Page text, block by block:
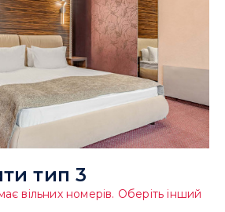
тип 3
вільних номерів. Оберіть інший